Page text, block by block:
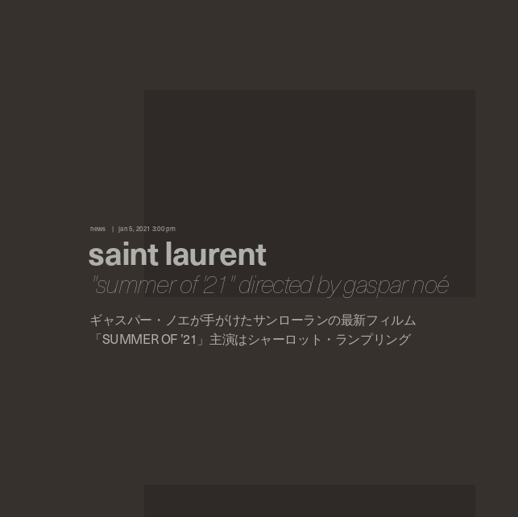
news jan 5, 2021 3:00 pm
saint laurent
"summer of '21" directed by gaspar noé
ギャスパー・ノエが手がけたサンローランの最新フィルム
「SUMMER OF ’21」主演はシャーロット・ランプリング